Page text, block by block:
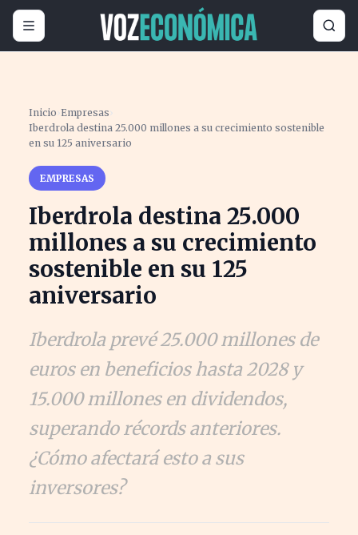
Inicio ›Empresas ›
Iberdrola destina 25.000 millones a su crecimiento sostenible
en su 125 aniversario
EMPRESAS
Iberdrola destina 25.000
millones a su crecimiento
sostenible en su 125
aniversario
Iberdrola prevé 25.000 millones de
euros en beneficios hasta 2028 y
15.000 millones en dividendos,
superando récords anteriores.
¿Cómo afectará esto a sus
inversores?